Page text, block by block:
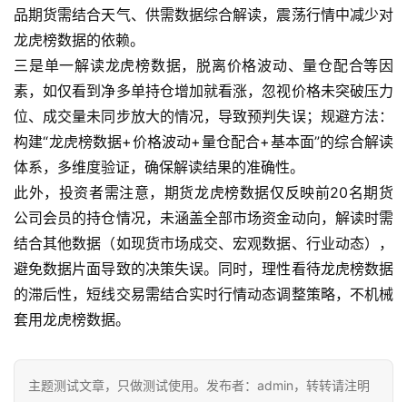
品期货需结合天气、供需数据综合解读，震荡行情中减少对
龙虎榜数据的依赖。
三是单一解读龙虎榜数据，脱离价格波动、量仓配合等因
素，如仅看到净多单持仓增加就看涨，忽视价格未突破压力
位、成交量未同步放大的情况，导致预判失误；规避方法：
构建“龙虎榜数据+价格波动+量仓配合+基本面”的综合解读
体系，多维度验证，确保解读结果的准确性。
此外，投资者需注意，期货龙虎榜数据仅反映前20名期货
公司会员的持仓情况，未涵盖全部市场资金动向，解读时需
结合其他数据（如现货市场成交、宏观数据、行业动态），
避免数据片面导致的决策失误。同时，理性看待龙虎榜数据
的滞后性，短线交易需结合实时行情动态调整策略，不机械
套用龙虎榜数据。
主题测试文章，只做测试使用。发布者：admin，转转请注明